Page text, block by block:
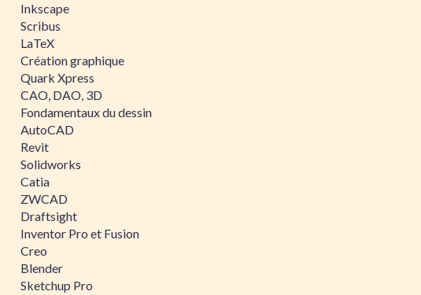
Inkscape
Scribus
LaTeX
Création graphique
Quark Xpress
CAO, DAO, 3D
Fondamentaux du dessin
AutoCAD
Revit
Solidworks
Catia
ZWCAD
Draftsight
Inventor Pro et Fusion
Creo
Blender
Sketchup Pro